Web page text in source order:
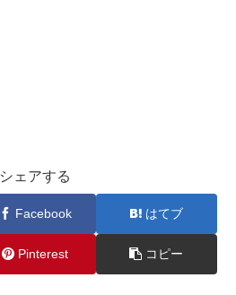
シェアする
Facebook はてブ
Pinterest コピー